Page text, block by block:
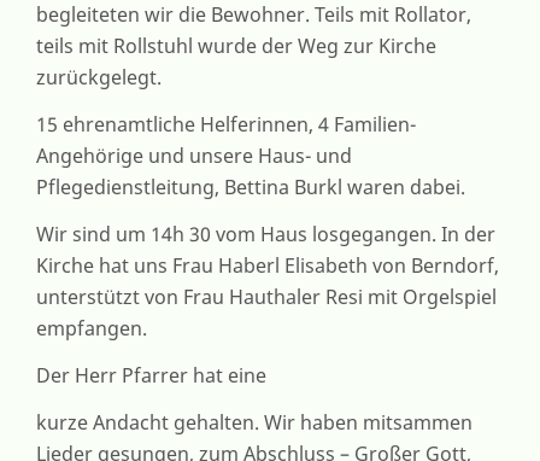
begleiteten wir die Bewohner. Teils mit Rollator,
teils mit Rollstuhl wurde der Weg zur Kirche
zurückgelegt.
15 ehrenamtliche Helferinnen, 4 Familien-
Angehörige und unsere Haus- und
Pflegedienstleitung, Bettina Burkl waren dabei.
Wir sind um 14h 30 vom Haus losgegangen. In der
Kirche hat uns Frau Haberl Elisabeth von Berndorf,
unterstützt von Frau Hauthaler Resi mit Orgelspiel
empfangen.
Der Herr Pfarrer hat eine
kurze Andacht gehalten. Wir haben mitsammen
Lieder gesungen, zum Abschluss – Großer Gott,